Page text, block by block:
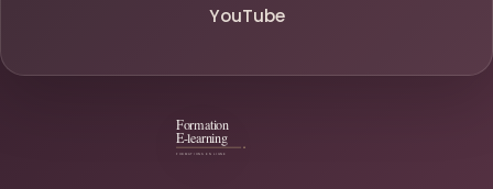
YouTube